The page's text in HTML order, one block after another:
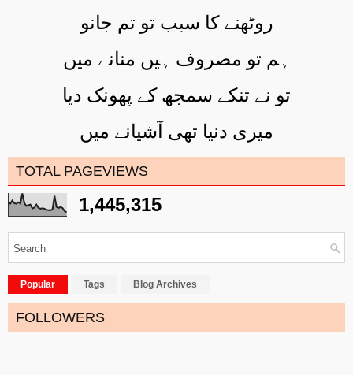
روٹھنے کا سبب تو تم جانو
ہم تو مصروف ہیں منانے میں
تو نے تنکے سمجھ کے پھونک دیا
میری دنیا تھی آشیانے میں
TOTAL PAGEVIEWS
1,445,315
Popular Tags Blog Archives
FOLLOWERS